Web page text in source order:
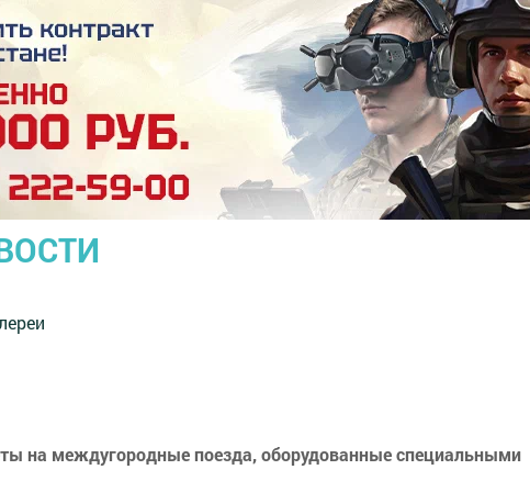
на междугородные поезда, оборудованные специальными